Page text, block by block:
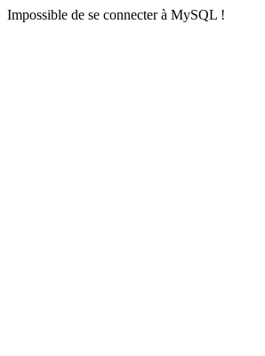
Impossible de se connecter à MySQL !